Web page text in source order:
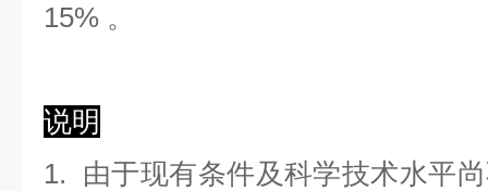
15% 。
说明
1. 由于现有条件及科学技术水平